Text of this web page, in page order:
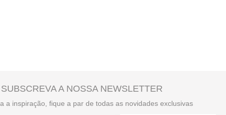
SUBSCREVA A NOSSA NEWSLETTER
a inspiração, fique a par de todas as novidades exclusivas